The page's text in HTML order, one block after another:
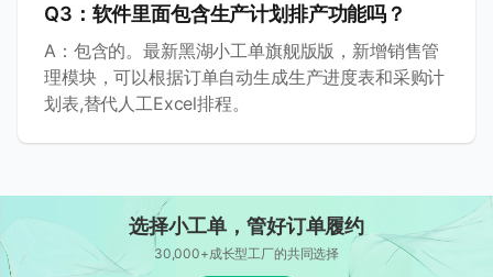
Q3 ： 软件里面包含生产计划排产功能吗？
A： 包含的。最新黑湖小工单旗舰版版，新增销售管
理模块，可以根据订单自动生成生产进度表和采购计
划表,替代人工Excel排程。
选择小工单，管好订单履约
30,000+成长型工厂的共同选择